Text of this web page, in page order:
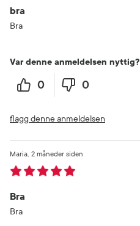
bra
Bra
Var denne anmeldelsen nyttig?
0 0
flagg denne anmeldelsen
Bra
2 måneder siden
Maria
Bra